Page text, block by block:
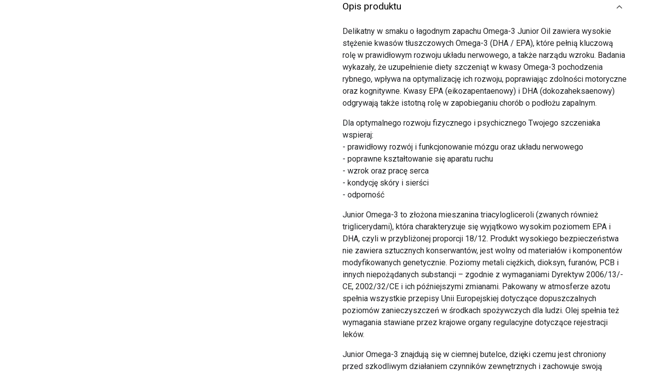
Opis produktu
Delikatny w smaku o łagodnym zapachu Omega-3 Junior Oil zawiera wysokie
stężenie kwasów tłuszczowych Omega-3 (DHA / EPA), które pełnią kluczową
rolę w prawidłowym rozwoju układu nerwowego, a także narządu wzroku. Badania
wykazały, że uzupełnienie diety szczeniąt w kwasy Omega-3 pochodzenia
rybnego, wpływa na optymalizację ich rozwoju, poprawiając zdolności motoryczne
oraz kognitywne. Kwasy EPA (eikozapentaenowy) i DHA (dokozaheksaenowy)
odgrywają także istotną rolę w zapobieganiu chorób o podłożu zapalnym.
Dla optymalnego rozwoju fizycznego i psychicznego Twojego szczeniaka
wspieraj:
- prawidłowy rozwój i funkcjonowanie mózgu oraz układu nerwowego
- poprawne kształtowanie się aparatu ruchu
- wzrok oraz pracę serca
- kondycję skóry i sierści
- odporność
Junior Omega-3 to złożona mieszanina triacylogliceroli (zwanych również
triglicerydami), która charakteryzuje się wyjątkowo wysokim poziomem EPA i
DHA, czyli w przybliżonej proporcji 18/12. Produkt wysokiego bezpieczeństwa
nie zawiera sztucznych konserwantów, jest wolny od materiałów i komponentów
modyfikowanych genetycznie. Poziomy metali ciężkich, dioksyn, furanów, PCB i
innych niepożądanych substancji – zgodnie z wymaganiami Dyrektyw 2006/13/-
CE, 2002/32/CE i ich późniejszymi zmianami. Pakowany w atmosferze azotu
spełnia wszystkie przepisy Unii Europejskiej dotyczące dopuszczalnych
poziomów zanieczyszczeń w środkach spożywczych dla ludzi. Olej spełnia też
wymagania stawiane przez krajowe organy regulacyjne dotyczące rejestracji
leków.
Junior Omega-3 znajdują się w ciemnej butelce, dzięki czemu jest chroniony
przed szkodliwym działaniem czynników zewnętrznych i zachowuje swoją